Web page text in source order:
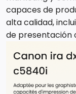
capaces de
alta calidad,
de presentación